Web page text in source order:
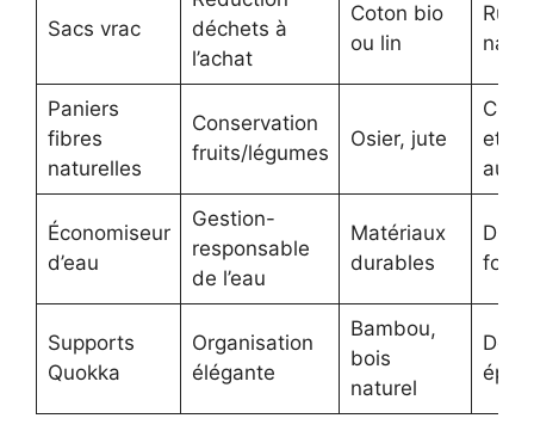
Sacs vrac
déchets à
l’achat
Coton bio
ou lin
Paniers
fibres
naturelles
Conservation
fruits/légumes
Osier, jute
et
Économiseur
d’eau
Gestion-
responsable
de l’eau
Matériaux
durables
Supports
Quokka
Organisation
élégante
Bambou,
bois
naturel